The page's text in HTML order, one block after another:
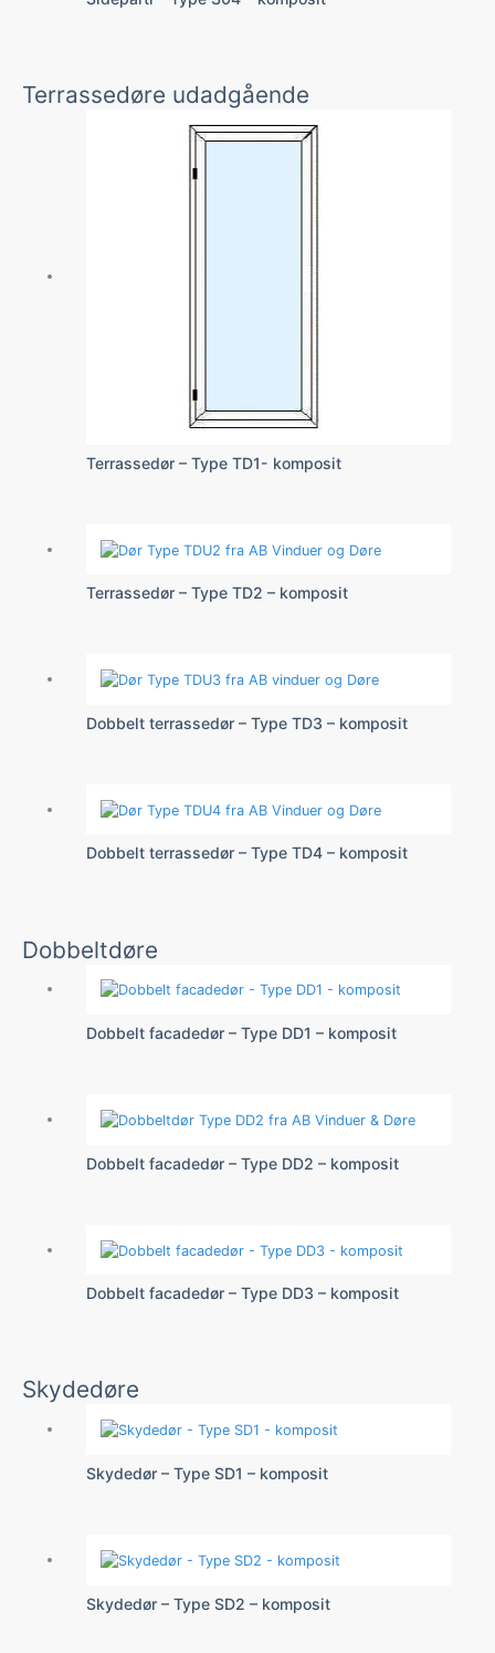
Terrassedøre udadgående
Terrassedør – Type TD1- komposit
Terrassedør – Type TD2 – komposit
Dobbelt terrassedør – Type TD3 – komposit
Dobbelt terrassedør – Type TD4 – komposit
Dobbeltdøre
Dobbelt facadedør – Type DD1 – komposit
Dobbelt facadedør – Type DD2 – komposit
Dobbelt facadedør – Type DD3 – komposit
Skydedøre
Skydedør – Type SD1 – komposit
Skydedør – Type SD2 – komposit